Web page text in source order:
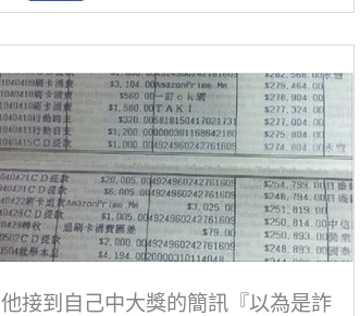
他接到自己中大獎的簡訊『以為是詐